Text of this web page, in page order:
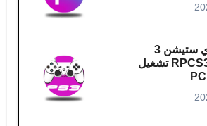
تحميل برنامج بلاي ستيشن 3
للكمبيوتر RPCS3 2026 تشغيل